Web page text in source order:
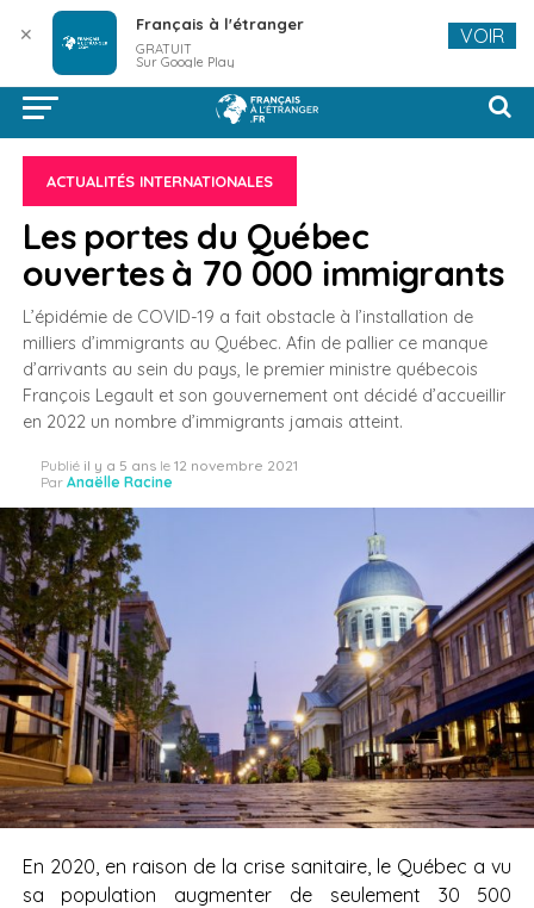
ACTUALITÉS INTERNATIONALES
Les portes du Québec
ouvertes à 70 000 immigrants
L’épidémie de COVID-19 a fait obstacle à l’installation de
milliers d’immigrants au Québec. Afin de pallier ce manque
d’arrivants au sein du pays, le premier ministre québecois
François Legault et son gouvernement ont décidé d’accueillir
en 2022 un nombre d’immigrants jamais atteint.
Publié il y a 5 ans le 12 novembre 2021
Par Anaëlle Racine
En 2020, en raison de la crise sanitaire, le Québec a vu
sa population augmenter de seulement 30 500
✕ Français à l'étranger
GRATUIT
Sur Google Play
VOIR